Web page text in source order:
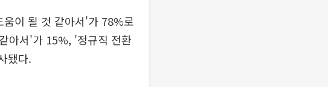
움이 될 것 같아서'가 78%로
아서'가 15%, '정규직 전환
됐다.